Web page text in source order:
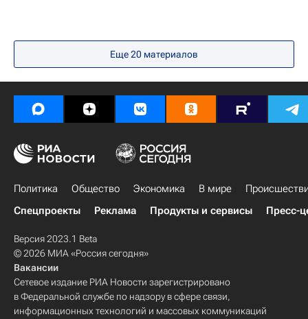
Еще20 материалов
Политика Общество Экономика В мире
Спецпроекты
Реклама Продукты и сервисы Пресс-
Версия 2023.1 Beta
© 2026 МИА «Россия сегодня»
Вакансии
Сетевое издание РИА Новости зарегистрировано
в Федеральной службе по надзору в сфере связи,
информационных технологий и массовых коммуникаций